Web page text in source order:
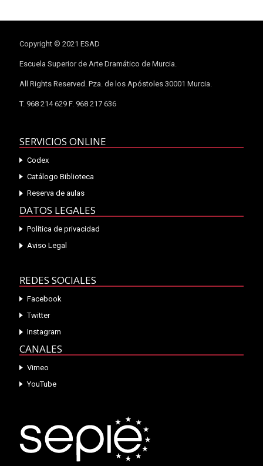
Copyright © 2021 ESAD
Escuela Superior de Arte Dramático de Murcia.
All Rights Reserved. Pza. de los Apóstoles 30001 Murcia.
T. 968 214 629 F. 968 217 636
SERVICIOS ONLINE
Codex
Catálogo Biblioteca
Reserva de aulas
DATOS LEGALES
Política de privacidad
Aviso Legal
REDES SOCIALES
Facebook
Twitter
Instagram
CANALES
Vimeo
YouTube